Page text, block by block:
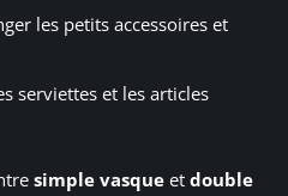
les petits accessoires et
serviettes et les articles
simple vasque et double